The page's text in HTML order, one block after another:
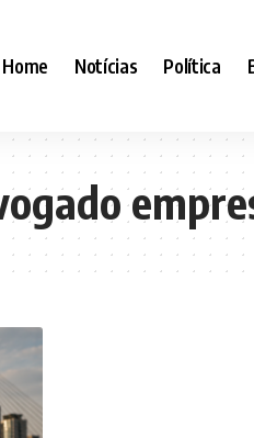
Home Notícias Política